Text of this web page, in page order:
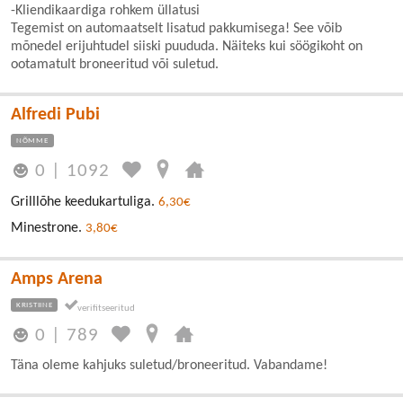
-Kliendikaardiga rohkem üllatusi
Tegemist on automaatselt lisatud pakkumisega! See võib
mõnedel erijuhtudel siiski puududa. Näiteks kui söögikoht on
ootamatult broneeritud või suletud.
Alfredi Pubi
NÕMME
0 1092
Grilllõhe keedukartuliga. 6,30€
Minestrone. 3,80€
Amps Arena
KRISTIINE
0 789
Täna oleme kahjuks suletud/broneeritud. Vabandame!